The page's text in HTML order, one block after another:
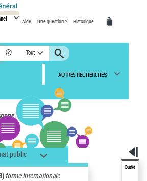
Aide Une question ? Historique
Tout
AUTRES RECHERCHES
public
forme internationale
Outils